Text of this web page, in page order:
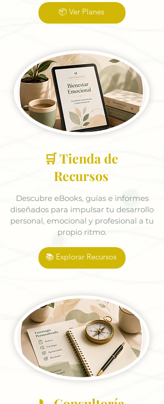
📦 Ver Planes
🛒 Tienda de
Recursos
Descubre eBooks, guías e informes
diseñados para impulsar tu desarrollo
personal, emocional y profesional a tu
propio ritmo.
📚 Explorar Recursos